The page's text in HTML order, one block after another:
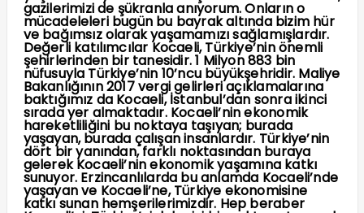
gazilerimizi de şükranla anıyorum. Onların o
mücadeleleri bugün bu bayrak altında bizim hür
ve bağımsız olarak yaşamamızı sağlamışlardır.
Değerli katılımcılar Kocaeli, Türkiye’nin önemli
şehirlerinden bir tanesidir. 1 Milyon 883 bin
nüfusuyla Türkiye’nin 10’ncu büyükşehridir. Maliye
Bakanlığının 2017 vergi gelirleri açıklamalarına
baktığımız da Kocaeli, İstanbul’dan sonra ikinci
sırada yer almaktadır. Kocaeli’nin ekonomik
hareketliliğini bu noktaya taşıyan; burada
yaşayan, burada çalışan insanlardır. Türkiye’nin
dört bir yanından, farklı noktasından buraya
gelerek Kocaeli’nin ekonomik yaşamına katkı
sunuyor. Erzincanlılarda bu anlamda Kocaeli’nde
yaşayan ve Kocaeli’ne, Türkiye ekonomisine
katkı sunan hemşerilerimizdir. Hep beraber